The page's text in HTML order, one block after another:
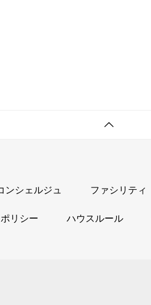
ンシェルジュ ファシリティ
リシー ハウスルール